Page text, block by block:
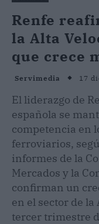
Renfe
la Alta
que crece
Servimedia 17
El liderazgo de
española se
competencia en
ferroviarios,
informes de la
Mercados y la
confirman un
en el sector de
tercer trimestre